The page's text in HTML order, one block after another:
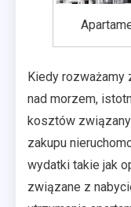
Kiedy rozważamy
nad morzem,
kosztów
zakupu
wydatki takie jak
związane z